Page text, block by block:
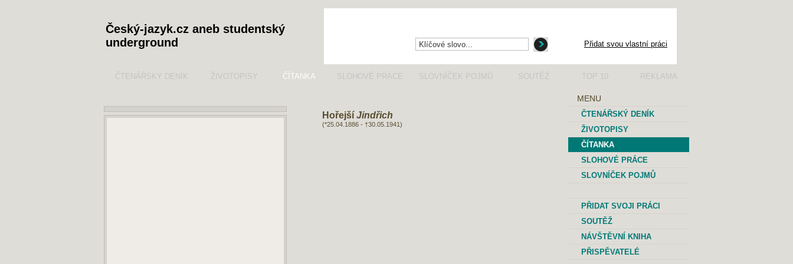
Český-jazyk.cz aneb studentský
underground
Přidat svou vlastní práci
ČTENÁŘSKÝ DENÍK ŽIVOTOPISY ČÍTANKA SLOHOVÉ PRÁCE SLOVNÍČEK POJMŮ SOUTĚŽ TOP 10 REKLAMA
MENU
Hořejší Jindřich
(*25.04.1886 - †30.05.1941)
ČTENÁŘSKÝ DENÍK
ŽIVOTOPISY
ČÍTANKA
SLOHOVÉ PRÁCE
SLOVNÍČEK POJMŮ
PŘIDAT SVOJI PRÁCI
SOUTĚŽ
NÁVŠTĚVNÍ KNIHA
PŘISPĚVATELÉ